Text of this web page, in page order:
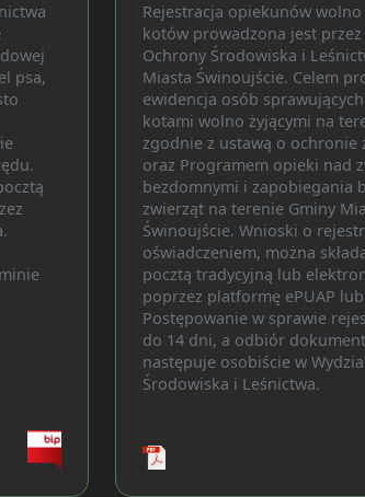
psa,
Rejestracja opiekunów wolno
kotów prowadzona jest przez
Ochrony Środowiska i
Miasta Świnoujście. Celem
ewidencja osób
kotami wolno żyjącymi na
zgodnie z ustawą o ochronie
oraz Programem opieki nad
bezdomnymi i zapobiegania
zwierząt na terenie Gminy
Świnoujście. Wnioski o
oświadczeniem, można
pocztą tradycyjną lub
poprzez platformę ePUAP
Postępowanie w sprawie
do 14 dni, a odbiór
następuje osobiście w
Środowiska i Leśnictwa.